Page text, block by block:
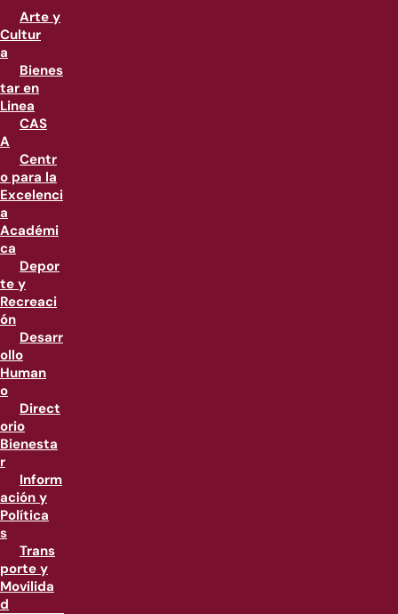
Arte y
Cultur
a
Bienes
tar en
Linea
CAS
A
Centr
o para la
Excelenci
a
Académi
ca
Depor
te y
Recreaci
ón
Desarr
ollo
Human
o
Direct
orio
Bienesta
r
Inform
ación y
Política
s
Trans
porte y
Movilida
d